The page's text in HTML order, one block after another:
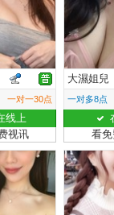
一对一30点
线上
视讯
大濕姐兒
一对多8点
看